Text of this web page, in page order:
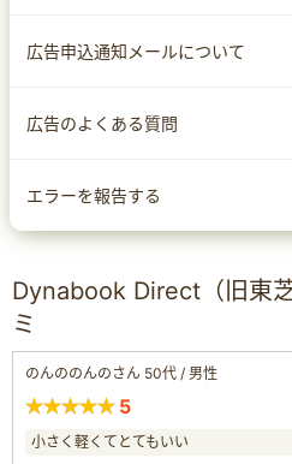
広告申込通知メールについて
広告のよくある質問
エラーを報告する
Dynabook Direct（旧東
ミ
のんののんのさん 50代 / 男性
5
小さく軽くてとてもいい